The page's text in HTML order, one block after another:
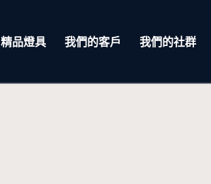
精品燈具 我們的客戶 我們的社群